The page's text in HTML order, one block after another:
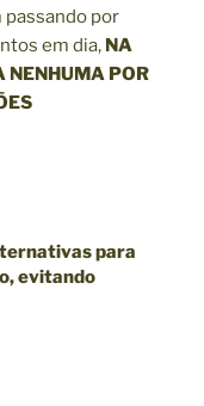
por
em dia, NA
NENHUMA POR
para
evitando